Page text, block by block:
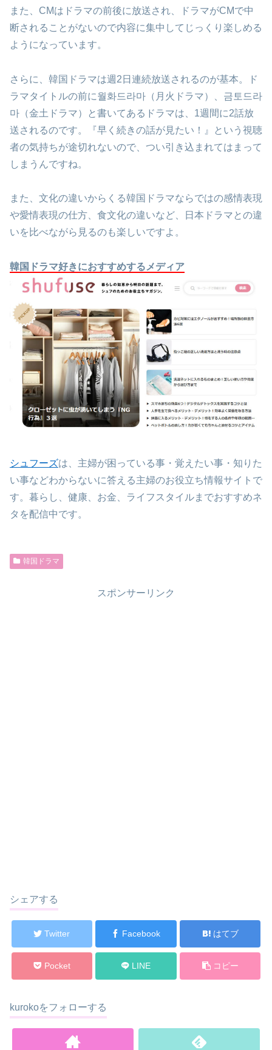
また、CMはドラマの前後に放送され、ドラマがCMで中
断されることがないので内容に集中してじっくり楽しめる
ようになっています。
さらに、韓国ドラマは週2日連続放送されるのが基本。ド
ラマタイトルの前に월화드라마（月火ドラマ）、금토드라
마（金土ドラマ）と書いてあるドラマは、1週間に2話放
送されるのです。『早く続きの話が見たい！』という視聴
者の気持ちが途切れないので、つい引き込まれてはまって
しまうんですね。
また、文化の違いからくる韓国ドラマならではの感情表現
や愛情表現の仕方、食文化の違いなど、日本ドラマとの違
いを比べながら見るのも楽しいですよ。
韓国ドラマ好きにおすすめするメディア
シュフーズは、主婦が困っている事・覚えたい事・知りた
い事などわからないに答える主婦のお役立ち情報サイトで
す。暮らし、健康、お金、ライフスタイルまでおすすめネ
タを配信中です。
韓国ドラマ
スポンサーリンク
シェアする
Twitter Facebook はてブ
Pocket LINE コピー
kurokoをフォローする